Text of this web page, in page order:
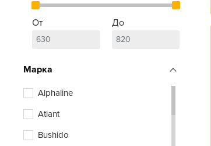
От До
Марка
Alphaline
Atlant
Bushido